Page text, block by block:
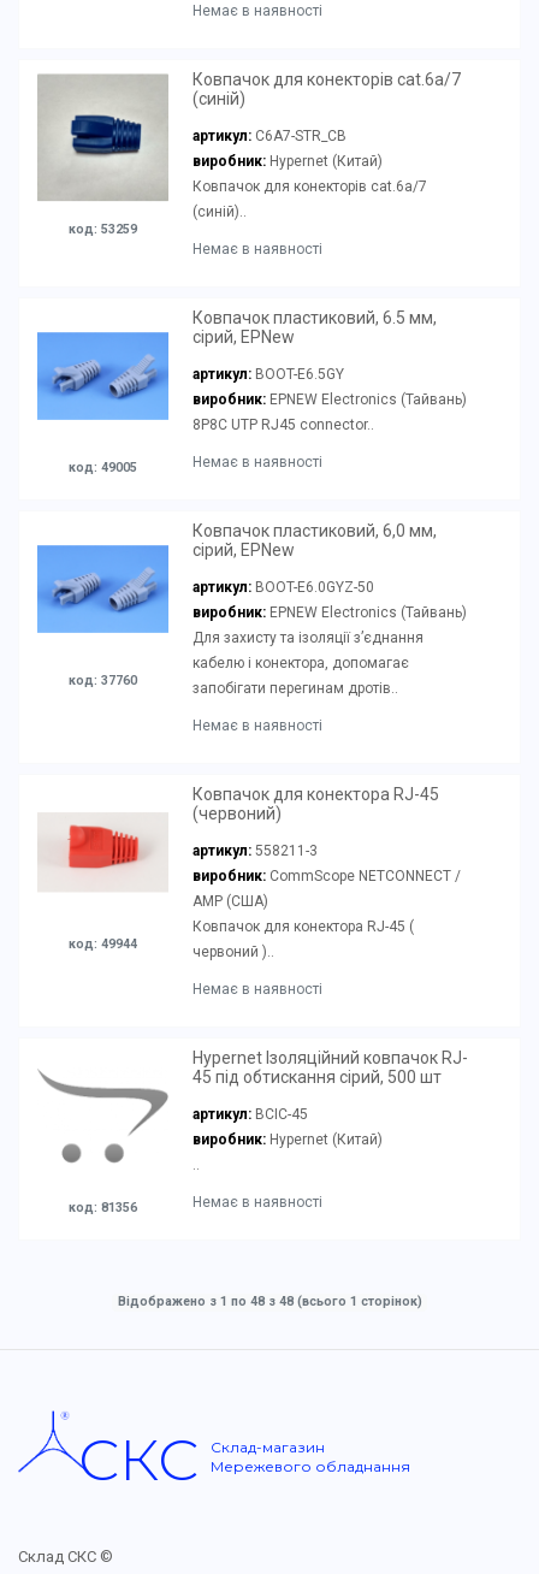
Немає в наявності
код: 53259
Ковпачок для конекторів cat.6a/7
(синій)
артикул: C6A7-STR_CB
виробник:Hypernet (Китай)
Ковпачок для конекторів cat.6a/7
(синій)..
Немає в наявності
код: 49005
Ковпачок пластиковий, 6.5 мм,
сірий, EPNew
артикул: BOOT-E6.5GY
виробник:EPNEW Electronics (Тайвань)
8P8C UTP RJ45 connector..
Немає в наявності
код: 37760
Ковпачок пластиковий, 6,0 мм,
сірий, EPNew
артикул: BOOT-E6.0GYZ-50
виробник:EPNEW Electronics (Тайвань)
Для захисту та ізоляції з’єднання
кабелю і конектора, допомагає
запобігати перегинам дротів..
Немає в наявності
код: 49944
Ковпачок для конектора RJ-45
(червоний)
артикул: 558211-3
виробник:CommScope NETCONNECT /
AMP (США)
Ковпачок для конектора RJ-45 (
червоний )..
Немає в наявності
код: 81356
Hypernet Ізоляційний ковпачок RJ-
45 під обтискання сірий, 500 шт
артикул: BCIC-45
виробник:Hypernet (Китай)
..
Немає в наявності
Відображено з 1 по 48 з 48 (всього 1 сторінок)
СКС
Склад-магазин
Мережевого обладнання
Склад СКС ©